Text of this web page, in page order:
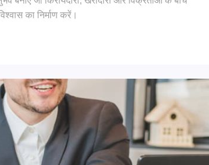
का निर्माण करें।